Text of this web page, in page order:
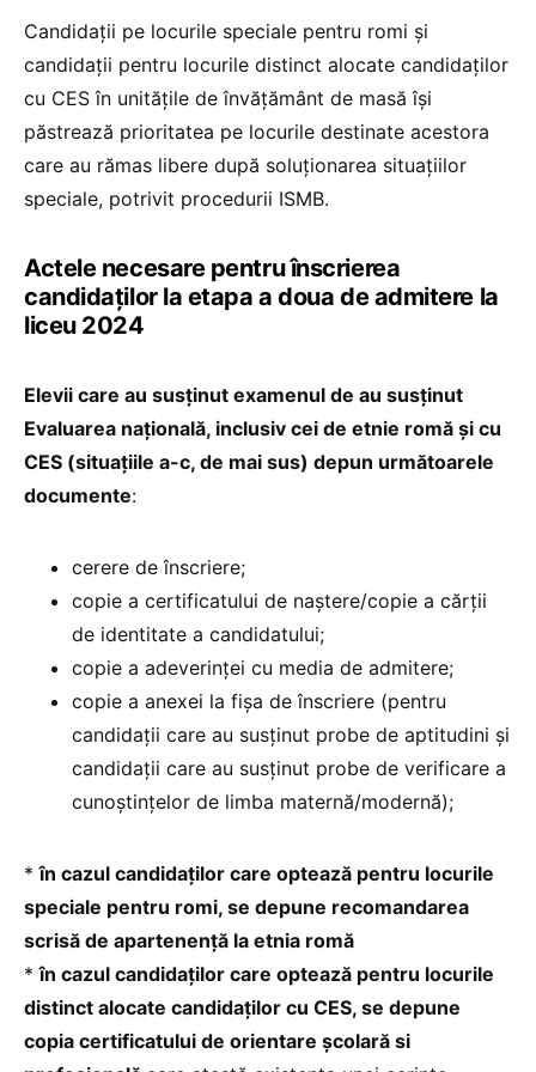
Candidaţii pe locurile speciale pentru romi şi
candidații pentru locurile distinct alocate candidaților
cu CES în unităţile de învăţământ de masă își
păstrează prioritatea pe locurile destinate acestora
care au rămas libere după soluționarea situațiilor
speciale, potrivit procedurii ISMB.
Actele necesare pentru înscrierea
candidaților la etapa a doua de admitere la
liceu 2024
Elevii care au susținut examenul de au susținut
Evaluarea națională, inclusiv cei de etnie romă și cu
CES (situațiile a-c, de mai sus) depun următoarele
documente:
cerere de înscriere;
copie a certificatului de naştere/copie a cărții
de identitate a candidatului;
copie a adeverinţei cu media de admitere;
copie a anexei la fişa de înscriere (pentru
candidaţii care au susținut probe de aptitudini și
candidații care au susținut probe de verificare a
cunoştinţelor de limba maternă/modernă);
*în cazul candidaților care optează pentru locurile
speciale pentru romi, se depune recomandarea
scrisă de apartenenţă la etnia romă
*în cazul candidaților care optează pentru locurile
distinct alocate candidaților cu CES, se depune
copia certificatului de orientare şcolară si